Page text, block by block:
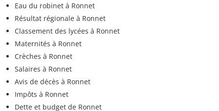
Eau du robinet à Ronnet
Résultat régionale à Ronnet
Classement des lycées à Ronnet
Maternités à Ronnet
Crèches à Ronnet
Salaires à Ronnet
Avis de décès à Ronnet
Impôts à Ronnet
Dette et budget de Ronnet